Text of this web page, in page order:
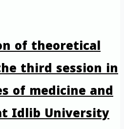
of theoretical
third session in
of medicine and
Idlib University